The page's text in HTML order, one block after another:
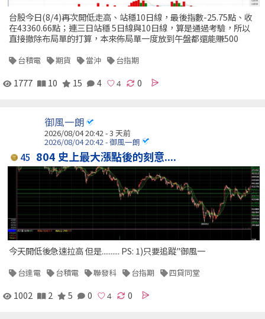
台股今日(8/4)再次開低走高、站穩10日線，最後指數-25.75點、收
在43360.66點；連三日站穩 5日線與10日線，算是通過考驗，所以
直接撤除布局單的打算，本來佈局單一度放到午盤都還能賺500
台積電 期貨 當沖 台指期
1777 10 15 4 0
御風一朗
2026/08/04 20:42 - 3 天前
2026/08/04 20:42 - 御風一朗
45 804 史上最大漲點後的刻意....
今天開低後急速拉高 但是.......... PS: 1)只要追蹤"御風一
台達電 台積電 聯發科 台指期 四貸同堂
1002 2 5 0 0